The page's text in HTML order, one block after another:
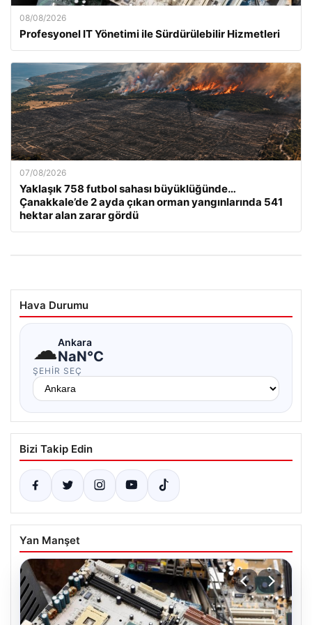
08/08/2026
Profesyonel IT Yönetimi ile Sürdürülebilir Hizmetleri
07/08/2026
Yaklaşık 758 futbol sahası büyüklüğünde…
Çanakkale’de 2 ayda çıkan orman yangınlarında 541
hektar alan zarar gördü
Hava Durumu
☁Ankara
NaN°C
ŞEHIR SEÇ
Bizi Takip Edin
Yan Manşet